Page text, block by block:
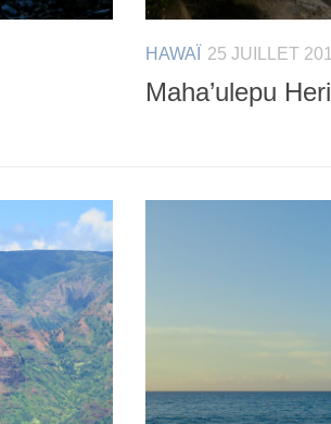
HAWAÏ 25 JUILLET
Maha’ulepu